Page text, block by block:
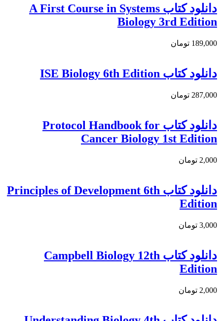
دانلود کتاب A First Course in Systems
Biology 3rd Edition
189,000 تومان
دانلود كتاب ISE Biology 6th Edition
287,000 تومان
دانلود كتاب Protocol Handbook for
Cancer Biology 1st Edition
2,000 تومان
دانلود کتاب Principles of Development 6th
Edition
3,000 تومان
دانلود کتاب Campbell Biology 12th
Edition
2,000 تومان